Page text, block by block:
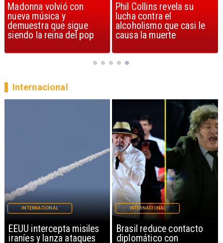
Phil Collins revela su
lucha contra el
alcoholismo que casi le
causa la muerte
U2 lanza nuevo sencillo
con estribillo en español:
Streets of Dreams
EEUU intercepta misiles
iraníes y lanza ataques
INTERNACIONAL
Brasil reduce contacto
diplomático con
INTERNACIONAL
Internacional